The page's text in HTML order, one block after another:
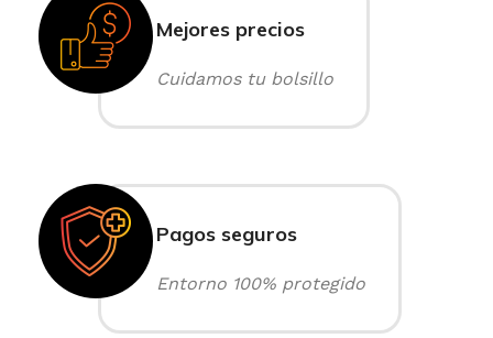
Mejores precios
Cuidamos tu bolsillo
Pagos seguros
Entorno 100% protegido